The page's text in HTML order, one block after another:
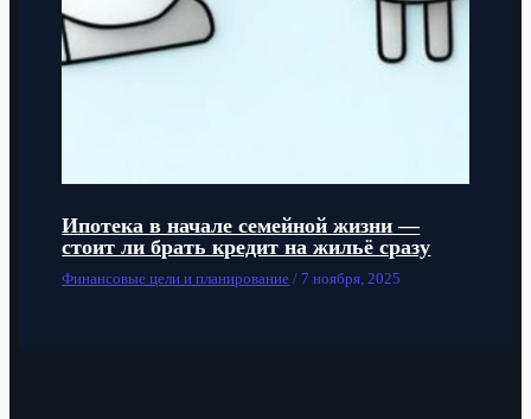
Ипотека в начале семейной жизни —
стоит ли брать кредит на жильё сразу
Финансовые цели и планирование /7 ноября, 2025